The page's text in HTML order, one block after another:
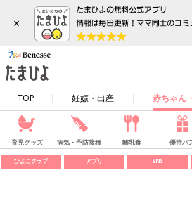
×
TOP 妊娠・出産 赤ちゃん
育児グッズ 病気・予防接種 離乳食 優待パ
ひよこクラブ アプリ SNS